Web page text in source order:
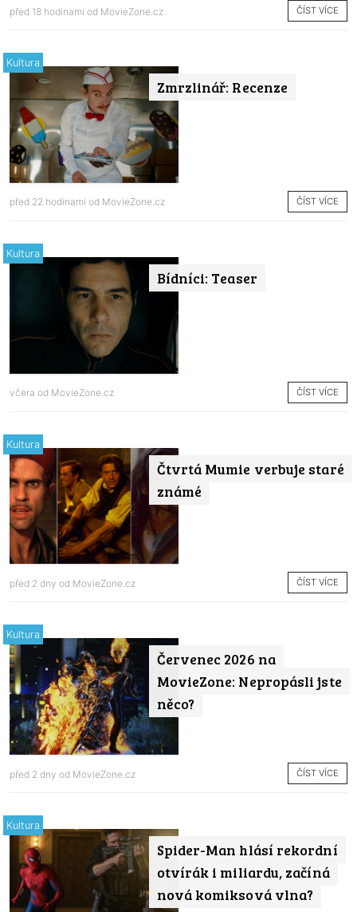
před 18 hodinami od MovieZone.cz ČÍST VÍCE
Zmrzlinář: Recenze
Kultura
před 22 hodinami od MovieZone.cz ČÍST VÍCE
Bídníci: Teaser
Kultura
včera od MovieZone.cz ČÍST VÍCE
Čtvrtá Mumie verbuje staré
známé
Kultura
před 2 dny od MovieZone.cz ČÍST VÍCE
Červenec 2026 na
MovieZone: Nepropásli jste
něco?
Kultura
před 2 dny od MovieZone.cz ČÍST VÍCE
Spider-Man hlásí rekordní
otvírák i miliardu, začíná
nová komiksová vlna?
Kultura